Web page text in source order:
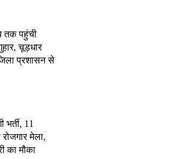
तक पहुंची
चूड़धार
प्रशासन से
भर्ती, 11
मेला,
का मौका